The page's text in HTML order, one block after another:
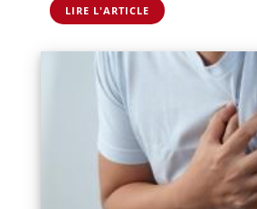
LIRE L'ARTICLE